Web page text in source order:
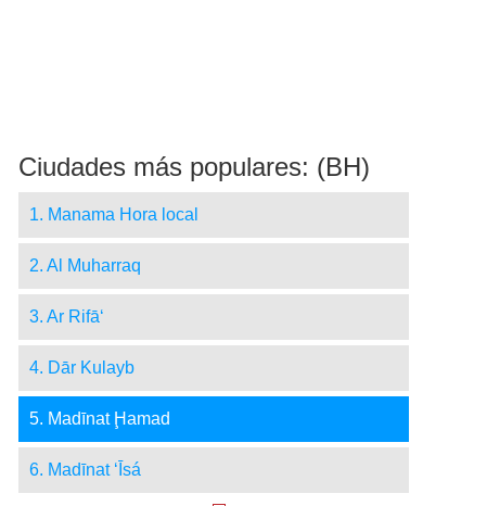
Ciudades más populares: (BH)
1. Manama Hora local
2. Al Muharraq
3. Ar Rifā‘
4. Dār Kulayb
5. Madīnat Ḩamad
6. Madīnat ‘Īsá